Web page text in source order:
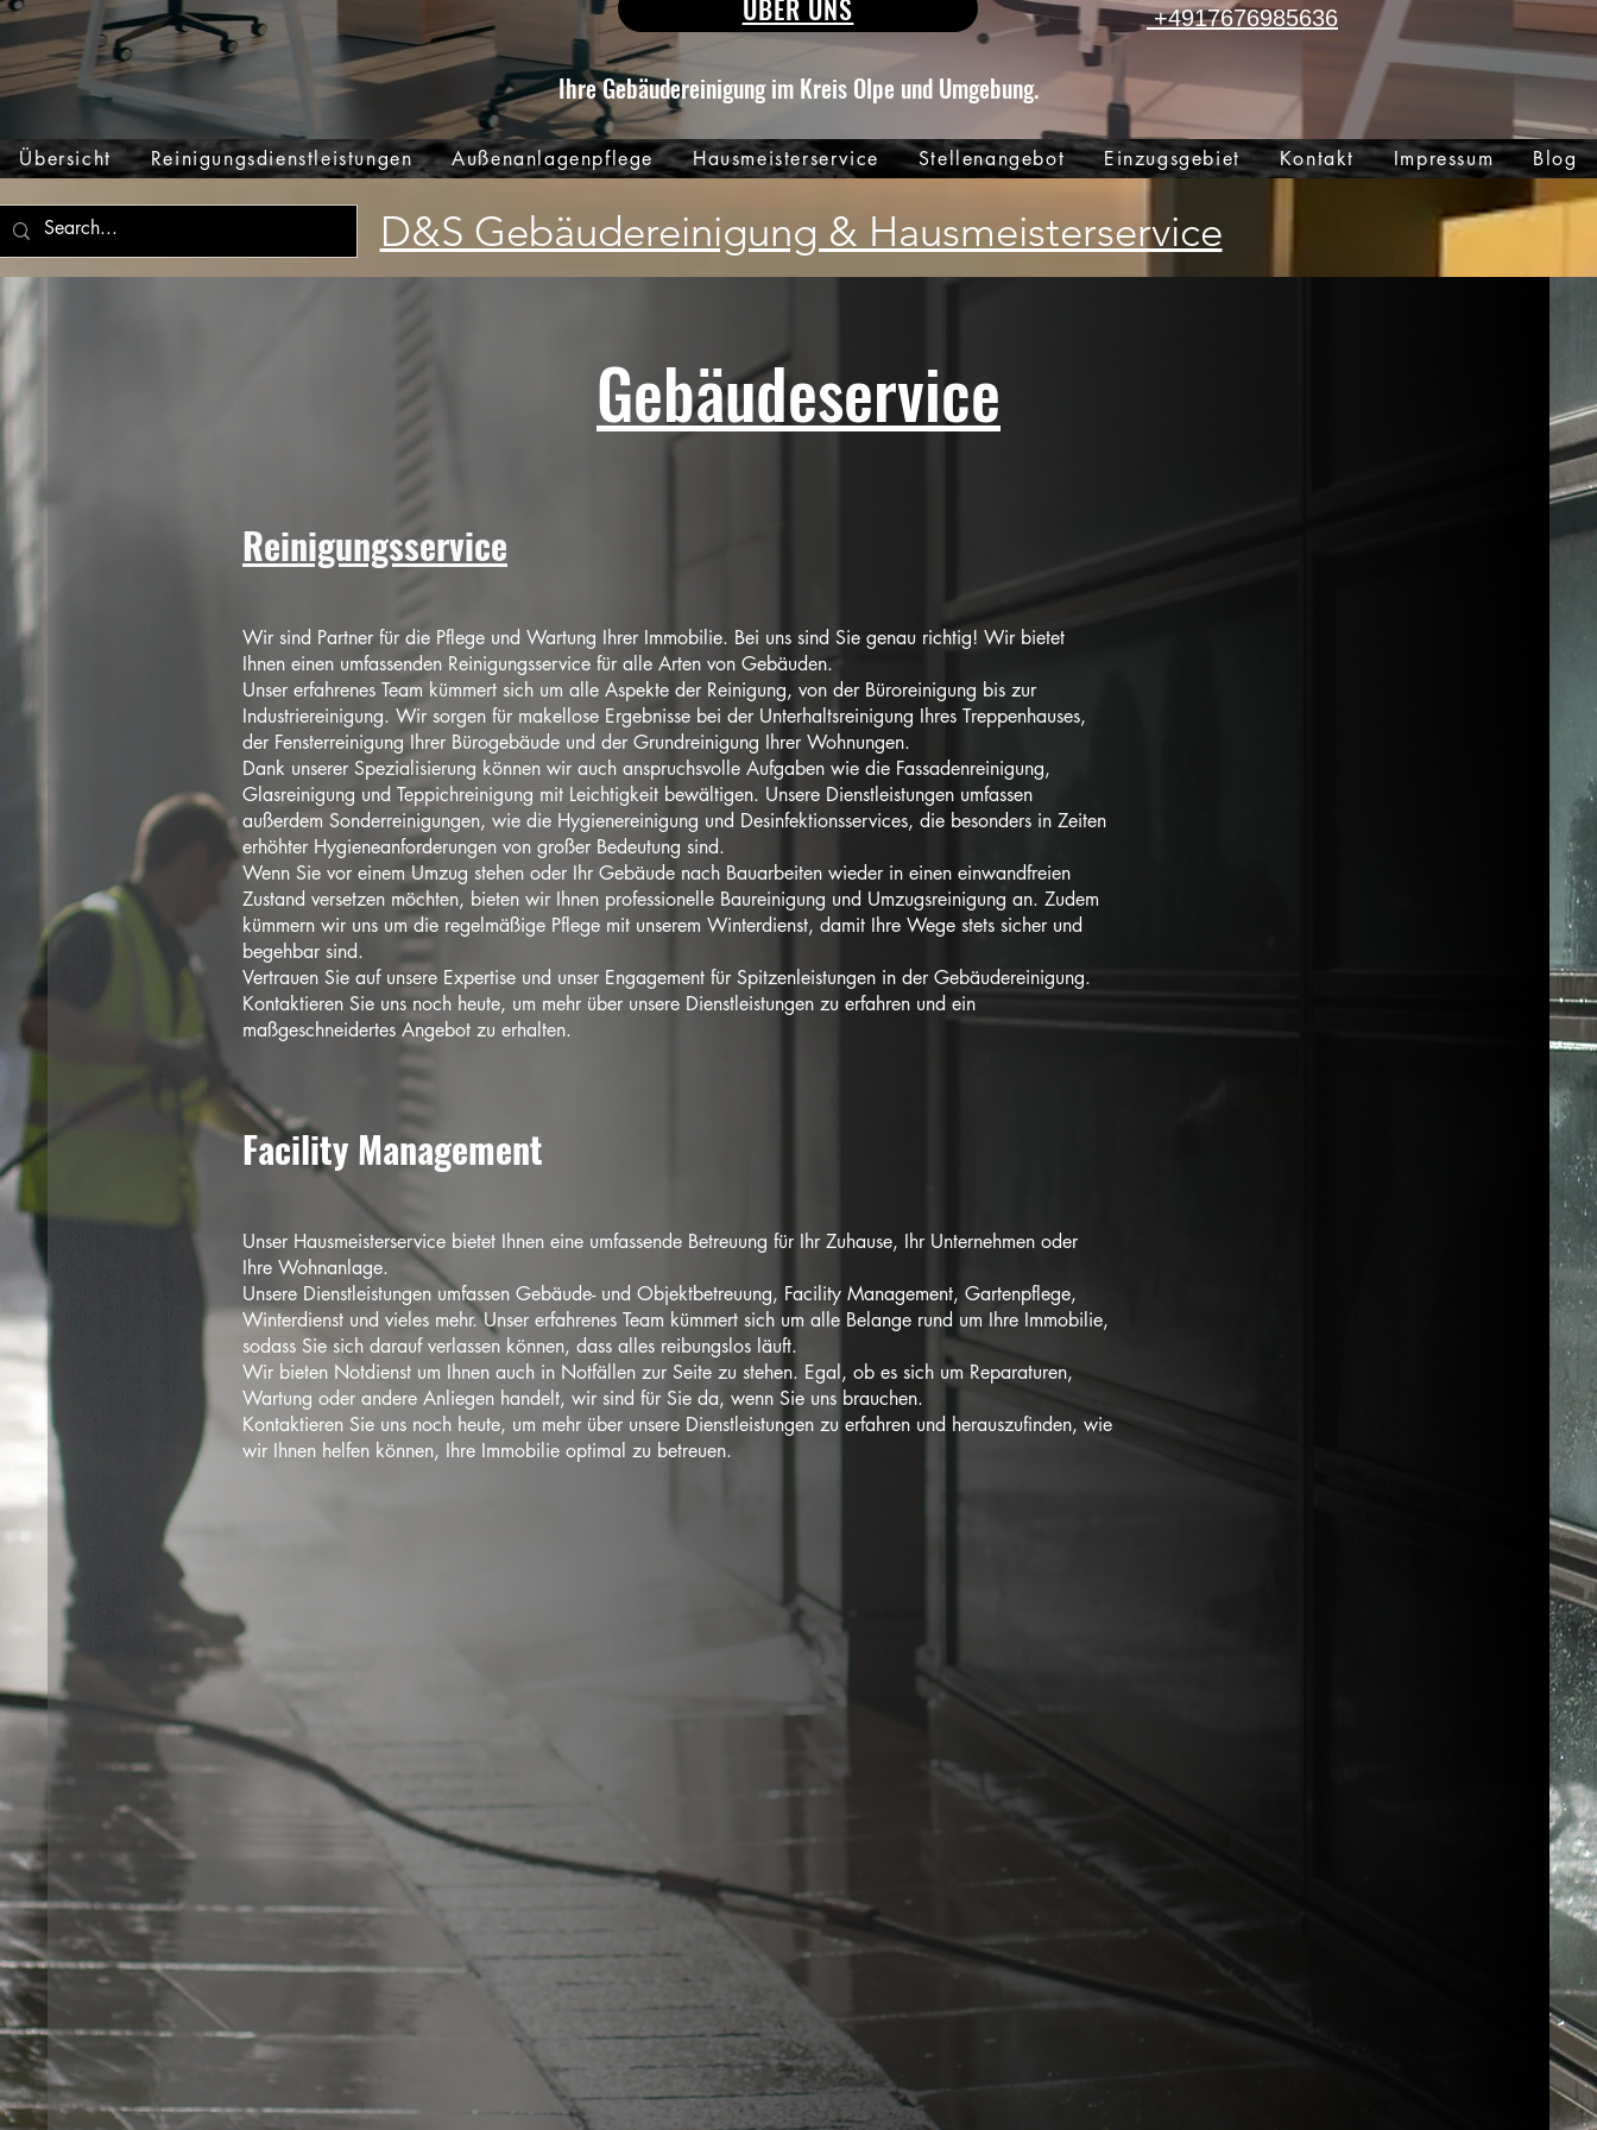
ÜBER UNS +4917676985636
Ihre Gebäudereinigung im Kreis Olpe und Umgebung.
Übersicht Reinigungsdienstleistungen Außenanlagenpflege Hausmeisterservice Stellenangebot Einzugsgebiet Kontakt Impressum Blog
D&S Gebäudereinigung & Hausmeisterservice
Gebäudeservice
Reinigungsservice
Wir sind Partner für die Pflege und Wartung Ihrer Immobilie. Bei uns sind Sie genau richtig! Wir bietet
Ihnen einen umfassenden Reinigungsservice für alle Arten von Gebäuden.
Unser erfahrenes Team kümmert sich um alle Aspekte der Reinigung, von der Büroreinigung bis zur
Industriereinigung. Wir sorgen für makellose Ergebnisse bei der Unterhaltsreinigung Ihres Treppenhauses,
der Fensterreinigung Ihrer Bürogebäude und der Grundreinigung Ihrer Wohnungen.
Dank unserer Spezialisierung können wir auch anspruchsvolle Aufgaben wie die Fassadenreinigung,
Glasreinigung und Teppichreinigung mit Leichtigkeit bewältigen. Unsere Dienstleistungen umfassen
außerdem Sonderreinigungen, wie die Hygienereinigung und Desinfektionsservices, die besonders in Zeiten
erhöhter Hygieneanforderungen von großer Bedeutung sind.
Wenn Sie vor einem Umzug stehen oder Ihr Gebäude nach Bauarbeiten wieder in einen einwandfreien
Zustand versetzen möchten, bieten wir Ihnen professionelle Baureinigung und Umzugsreinigung an. Zudem
kümmern wir uns um die regelmäßige Pflege mit unserem Winterdienst, damit Ihre Wege stets sicher und
begehbar sind.
Vertrauen Sie auf unsere Expertise und unser Engagement für Spitzenleistungen in der Gebäudereinigung.
Kontaktieren Sie uns noch heute, um mehr über unsere Dienstleistungen zu erfahren und ein
maßgeschneidertes Angebot zu erhalten.
Facility Management
Unser Hausmeisterservice bietet Ihnen eine umfassende Betreuung für Ihr Zuhause, Ihr Unternehmen oder
Ihre Wohnanlage.
Unsere Dienstleistungen umfassen Gebäude- und Objektbetreuung, Facility Management, Gartenpflege,
Winterdienst und vieles mehr. Unser erfahrenes Team kümmert sich um alle Belange rund um Ihre Immobilie,
sodass Sie sich darauf verlassen können, dass alles reibungslos läuft.
Wir bieten Notdienst um Ihnen auch in Notfällen zur Seite zu stehen. Egal, ob es sich um Reparaturen,
Wartung oder andere Anliegen handelt, wir sind für Sie da, wenn Sie uns brauchen.
Kontaktieren Sie uns noch heute, um mehr über unsere Dienstleistungen zu erfahren und herauszufinden, wie
wir Ihnen helfen können, Ihre Immobilie optimal zu betreuen.